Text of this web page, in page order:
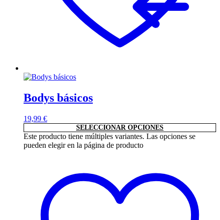
Bodys básicos
19,99 €
SELECCIONAR OPCIONES
Este producto tiene múltiples variantes. Las opciones se
pueden elegir en la página de producto